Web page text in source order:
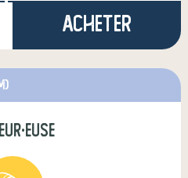
Acheter